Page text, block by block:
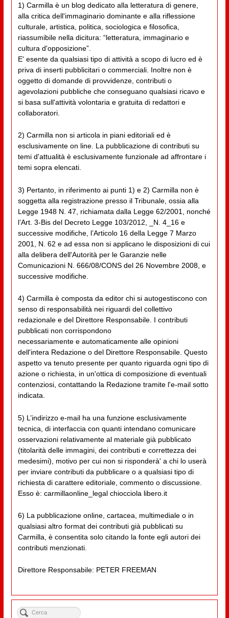
1) Carmilla è un blog dedicato alla letteratura di genere,
alla critica dell'immaginario dominante e alla riflessione
culturale, artistica, politica, sociologica e filosofica,
riassumibile nella dicitura: “letteratura, immaginario e
cultura d'opposizione”.
E' esente da qualsiasi tipo di attività a scopo di lucro ed è
priva di inserti pubblicitari o commerciali. Inoltre non è
oggetto di domande di provvidenze, contributi o
agevolazioni pubbliche che conseguano qualsiasi ricavo e
si basa sull'attività volontaria e gratuita di redattori e
collaboratori.
2) Carmilla non si articola in piani editoriali ed è
esclusivamente on line. La pubblicazione di contributi su
temi d'attualità è esclusivamente funzionale ad affrontare i
temi sopra elencati.
3) Pertanto, in riferimento ai punti 1) e 2) Carmilla non è
soggetta alla registrazione presso il Tribunale, ossia alla
Legge 1948 N. 47, richiamata dalla Legge 62/2001, nonché
l’Art. 3-Bis del Decreto Legge 103/2012, _N. 4_16 e
successive modifiche, l’Articolo 16 della Legge 7 Marzo
2001, N. 62 e ad essa non si applicano le disposizioni di cui
alla delibera dell'Autorità per le Garanzie nelle
Comunicazioni N. 666/08/CONS del 26 Novembre 2008, e
successive modifiche.
4) Carmilla è composta da editor chi si autogestiscono con
senso di responsabilità nei riguardi del collettivo
redazionale e del Direttore Responsabile. I contributi
pubblicati non corrispondono
necessariamente e automaticamente alle opinioni
dell'intera Redazione o del Direttore Responsabile. Questo
aspetto va tenuto presente per quanto riguarda ogni tipo di
azione o richiesta, in un'ottica di composizione di eventuali
contenziosi, contattando la Redazione tramite l'e-mail sotto
indicata.
5) L’indirizzo e-mail ha una funzione esclusivamente
tecnica, di interfaccia con quanti intendano comunicare
osservazioni relativamente al materiale già pubblicato
(titolarità delle immagini, dei contributi e correttezza dei
medesimi), motivo per cui non si risponderà' a chi lo userà
per inviare contributi da pubblicare o a qualsiasi tipo di
richiesta di carattere editoriale, commento o discussione.
Esso è: carmillaonline_legal chiocciola libero.it
6) La pubblicazione online, cartacea, multimediale o in
qualsiasi altro format dei contributi già pubblicati su
Carmilla, è consentita solo citando la fonte egli autori dei
contributi menzionati.
Direttore Responsabile: PETER FREEMAN